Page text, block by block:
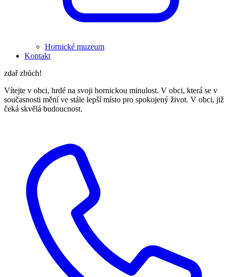
Hornické muzeum
Kontakt
zdař zbůch!
Vítejte v obci, hrdé na svoji hornickou minulost. V obci, která se v
současnosti mění ve stále lepší místo pro spokojený život. V obci, již
čeká skvělá budoucnost.